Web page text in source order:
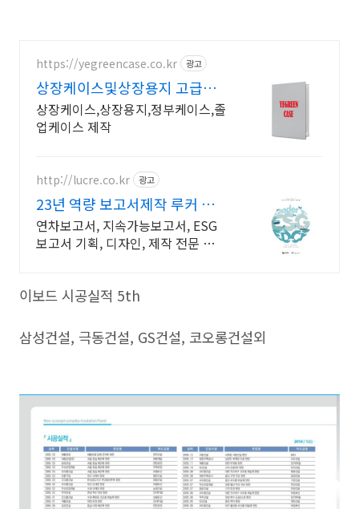
https://yegreencase.co.kr 광고
상장케이스및상장용지 고급스
러운 차별화된 디자인
상장케이스,상장용지,정부케이스,졸
업케이스 제작
http://lucre.co.kr 광고
23년 역량 보고서제작 루커 보
고서의 명가
연차보고서, 지속가능보고서, ESG
보고서 기획, 디자인, 제작 전문 여성
이보드 시공실적 5th
삼성건설, 극동건설, GS건설, 코오롱건설외